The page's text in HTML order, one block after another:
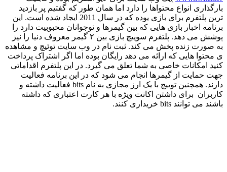
بارگذاری انواع محتواها را دارد اما همان‌ طور که گفتیم پر بازدید
ترین پلتفرم برای بازی یوده که در سال 2011 ایجاد شده است. این
برنامه اخبار بازی ‌هایی که بین گیمرها و نوجوانان محبوبیت دارد را
پوشش می‌ دهد. پلتفرم سوییچ بازی بین ۲ گیمر معروف دنیا را نیز
به ‌صورت زنده پخش می ‌کند. ثبت ‌نام در وب‌ سایت توئیچ و مشاهده‌
ی محتوا هایی که ارائه می‌ دهد رایگان بوده اما اگر اشتراک پرداخت
کنید امکانات خاصی به شما تعلق می‌ گیرد. در این پلتفرم اقداماتی
جهت حمایت از گیمرها انجام می ‌شود که در این برنامه فعالیت
دارند. همچنین توییچ با یک ارز مجازی به نام bits فعالیت داشته و
کاربران برای داشتن اکانت ویژه با هر کارت اعتباری که داشته
باشند می توانند bits خریداری کنند.